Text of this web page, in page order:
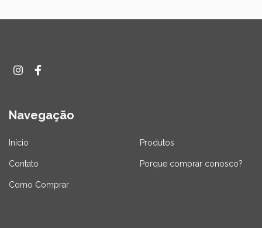
Navegação
Início Produtos
Contato Porque comprar conosco?
Como Comprar